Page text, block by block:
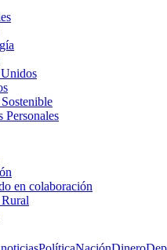
Personales
en colaboración
Rural